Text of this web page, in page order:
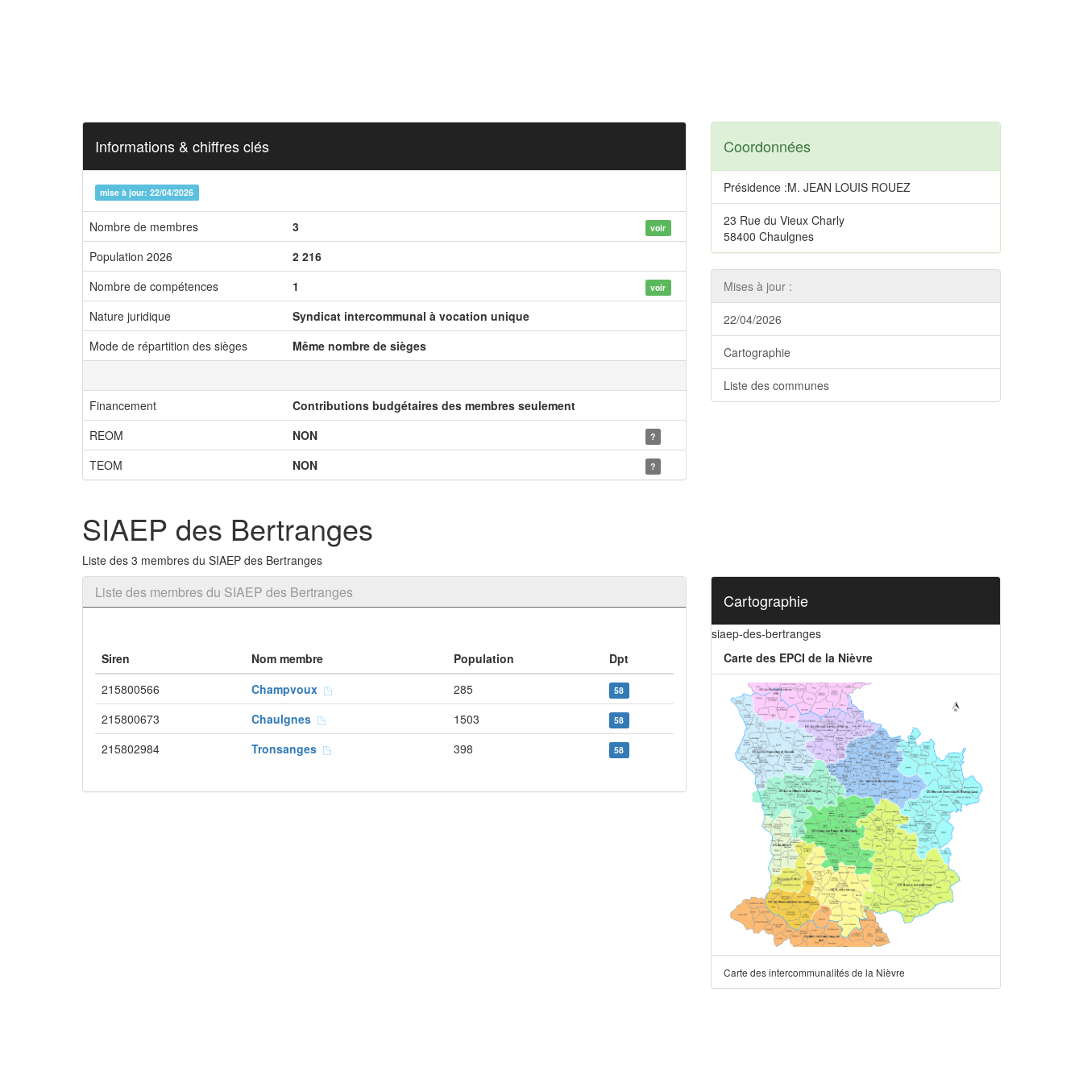
Informations & chiffres clés
mise à jour: 22/04/2026
Nombre de membres 3 voir
Population 2026
2 216
Nombre de compétences
1 voir
Nature juridique
Syndicat intercommunal à vocation unique
Mode de répartition des sièges
Même nombre de sièges
Financement
Contributions budgétaires des membres seulement
REOM
NON ?
TEOM NON ?
Coordonnées
Présidence :M. JEAN LOUIS ROUEZ
23 Rue du Vieux Charly
58400 Chaulgnes
Mises à jour :
22/04/2026
Cartographie
Liste des communes
SIAEP des Bertranges
Liste des 3 membres du SIAEP des Bertranges
Liste des membres du SIAEP des Bertranges
Siren Nom membre Population
Dpt
215800566
Champvoux 285 58
215800673 Chaulgnes 1503 58
215802984 Tronsanges 398 58
Cartographie
siaep-des-bertranges
Carte des EPCI de la Nièvre
Carte des intercommunalités de la Nièvre